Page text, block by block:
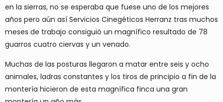
en la sierras, no se esperaba que fuese uno de los mejores
años pero aún así Servicios Cinegéticos Herranz tras muchos
meses de trabajo consiguió un magnífico resultado de 78
guarros cuatro ciervas y un venado.
Muchas de las posturas llegaron a matar entre seis y ocho
animales, ladras constantes y los tiros de principio a fin de la
montería hicieron de esta magnífica finca una gran